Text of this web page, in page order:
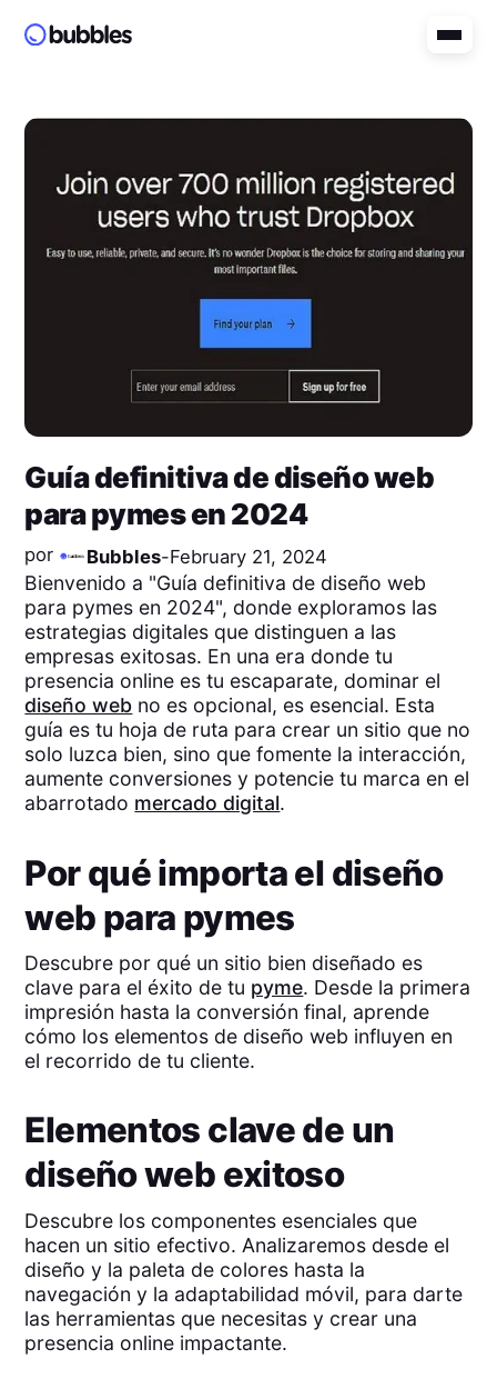
Guía definitiva de diseño web
para pymes en 2024
por Bubbles-February 21, 2024
Bienvenido a "Guía definitiva de diseño web
para pymes en 2024", donde exploramos las
estrategias digitales que distinguen a las
empresas exitosas. En una era donde tu
presencia online es tu escaparate, dominar el
diseño web no es opcional, es esencial. Esta
guía es tu hoja de ruta para crear un sitio que no
solo luzca bien, sino que fomente la interacción,
aumente conversiones y potencie tu marca en el
abarrotado mercado digital.
Por qué importa el diseño
web para pymes
Descubre por qué un sitio bien diseñado es
clave para el éxito de tu pyme. Desde la primera
impresión hasta la conversión final, aprende
cómo los elementos de diseño web influyen en
el recorrido de tu cliente.
Elementos clave de un
diseño web exitoso
Descubre los componentes esenciales que
hacen un sitio efectivo. Analizaremos desde el
diseño y la paleta de colores hasta la
navegación y la adaptabilidad móvil, para darte
las herramientas que necesitas y crear una
presencia online impactante.